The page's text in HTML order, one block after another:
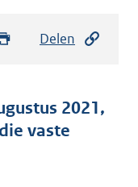
Delen
2021,
vaste